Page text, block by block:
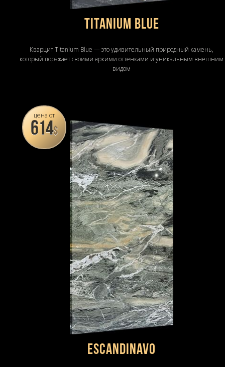
Titanium Blue
Кварцит Titanium Blue — это удивительный природный камень,
который поражает своими яркими оттенками и уникальным внешним
видом
цена от
614$
Escandinavo